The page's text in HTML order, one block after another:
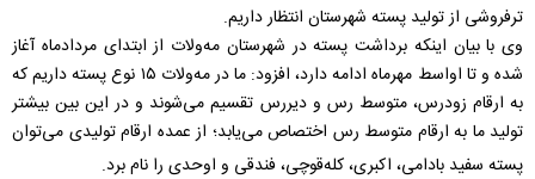
ترفروشی از تولید پسته شهرستان انتظار داریم.
وی با بیان اینکه برداشت پسته در شهرستان مه‌ولات از ابتدای مردادماه آغاز
شده و تا اواسط مهرماه ادامه دارد، افزود: ما در مه‌ولات ۱۵ نوع پسته داریم که
به ارقام زودرس، متوسط رس و دیررس تقسیم می‌شوند و در این بین بیشتر
تولید ما به ارقام متوسط رس اختصاص می‌یابد؛ از عمده ارقام تولیدی می‌توان
پسته سفید بادامی، اکبری، کله‌قوچی، فندقی و اوحدی را نام برد.